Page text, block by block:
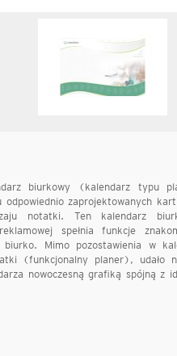
biurkowy (kalendarz typu
odpowiednio zaprojektowanych
notatki. Ten kalendarz
reklamowej spełnia funkcje
biurko. Mimo pozostawienia w
(funkcjonalny planer), udało
nowoczesną grafiką spójną z